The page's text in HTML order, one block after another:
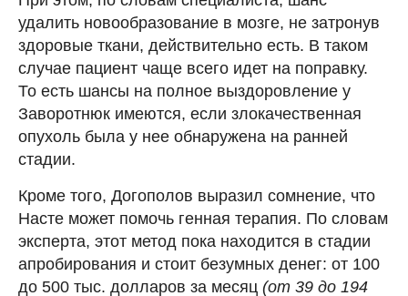
удалить новообразование в мозге, не затронув
здоровые ткани, действительно есть. В таком
случае пациент чаще всего идет на поправку.
То есть шансы на полное выздоровление у
Заворотнюк имеются, если злокачественная
опухоль была у нее обнаружена на ранней
стадии.
Кроме того, Догополов выразил сомнение, что
Насте может помочь генная терапия. По словам
эксперта, этот метод пока находится в стадии
апробирования и стоит безумных денег: от 100
до 500 тыс. долларов за месяц (от 39 до 194